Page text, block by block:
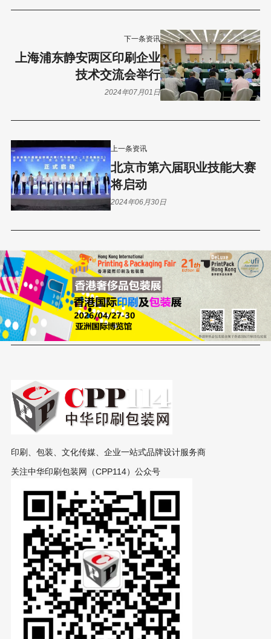
上一条资讯
北京市第六届职业技能大赛
将启动
2024年06月30日
下一条资讯
上海浦东静安两区印刷企业
技术交流会举行
2024年07月01日
印刷、包装、文化传媒、企业一站式品牌设计服务商
关注中华印刷包装网（CPP114）公众号